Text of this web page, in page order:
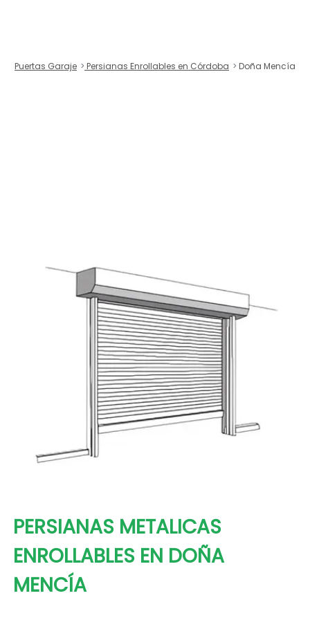
Puertas Garaje Persianas Enrollables en Córdoba Doña Mencía
PERSIANAS METALICAS
ENROLLABLES EN DOÑA
MENCÍA